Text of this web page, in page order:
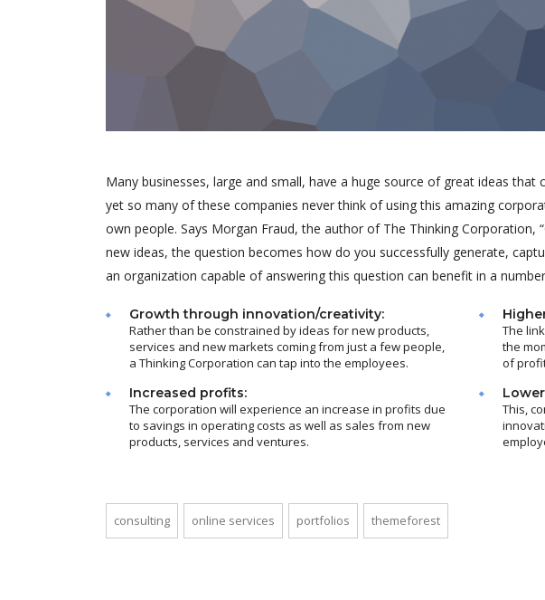
Many businesses, large and small, have a huge source of great ideas
yet so many of these companies never think of using this amazing
own people. Says Morgan Fraud, the author of The Thinking Corporation,
new ideas, the question becomes how do you successfully generate,
an organization capable of answering this question can benefit in a
Growth through innovation/creativity:
Rather than be constrained by ideas for new products,
services and new markets coming from just a few people,
a Thinking Corporation can tap into the employees.
Increased profits:
The corporation will experience an increase in profits due
to savings in operating costs as well as sales from new
products, services and ventures.
The
the
of
This,
consulting online services portfolios themeforest